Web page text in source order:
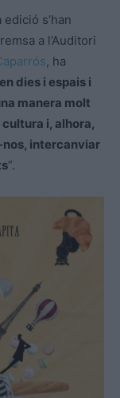
s’han
a l’Auditori
, ha
dies i espais i
manera molt
i, alhora,
intercanviar
”.